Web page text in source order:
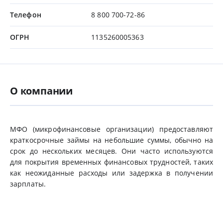
Телефон 8 800 700-72-86
ОГРН 1135260005363
О компании
МФО (микрофинансовые организации) предоставляют
краткосрочные займы на небольшие суммы, обычно на
срок до нескольких месяцев. Они часто используются
для покрытия временных финансовых трудностей, таких
как неожиданные расходы или задержка в получении
зарплаты.